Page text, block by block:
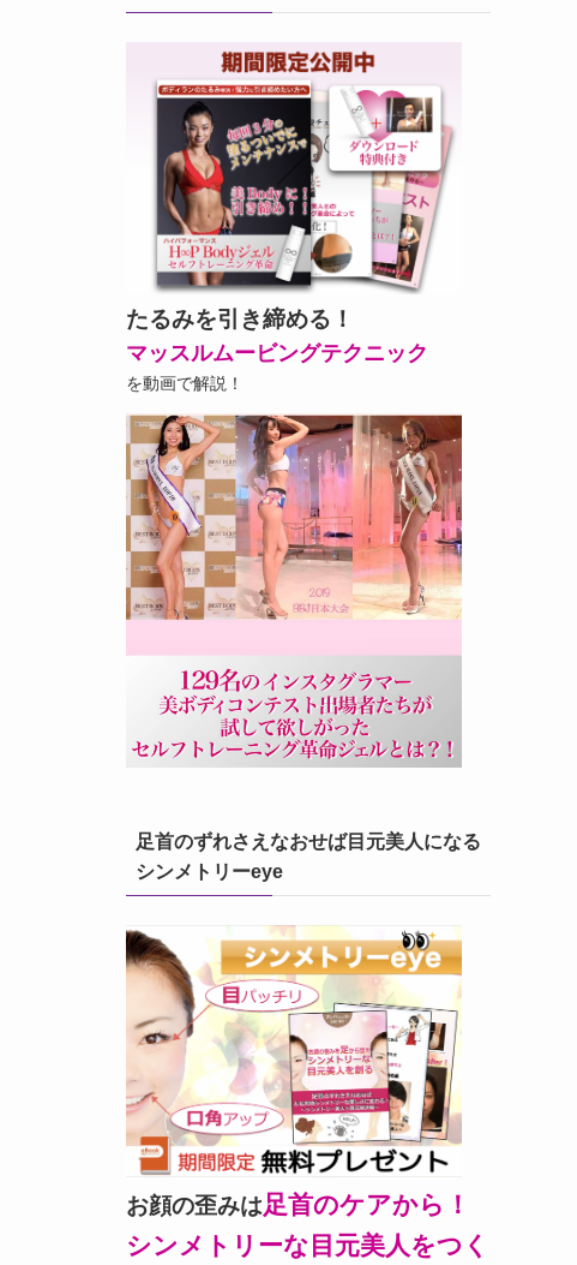
たるみを引き締める！
マッスルムービングテクニック
を動画で解説！
足首のずれさえなおせば目元美人になる
シンメトリーeye
お顔の歪みは足首のケアから！
シンメトリーな目元美人をつく